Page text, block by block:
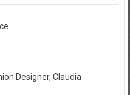
Designer, Claudia